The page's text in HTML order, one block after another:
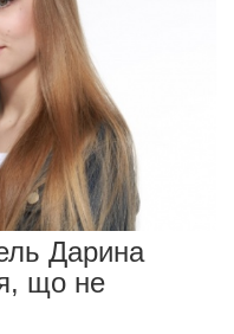
Дарина
що не